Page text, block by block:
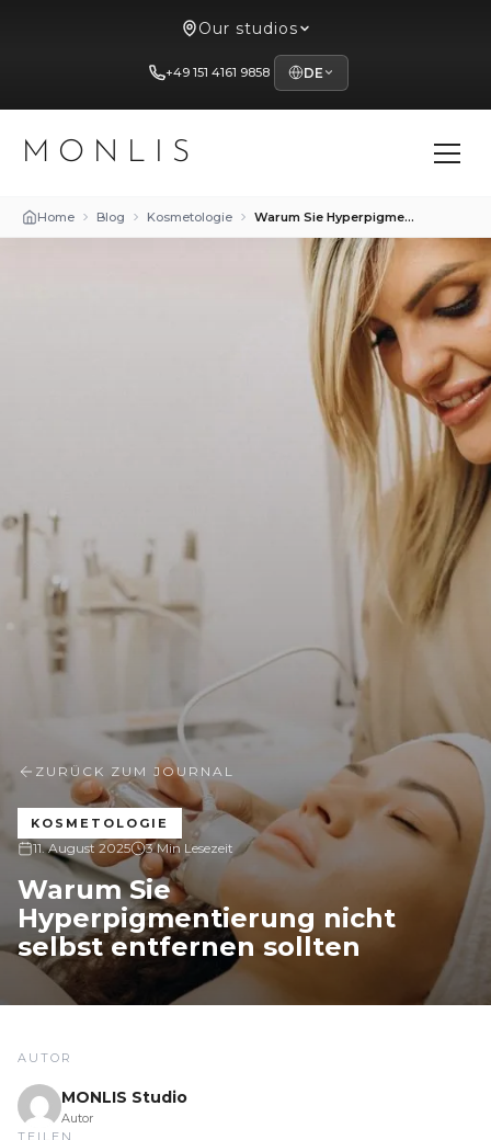
Our studios
+49 151 4161 9858 DE
MONLIS
Home Blog Kosmetologie Warum Sie Hyperpigmentierung nicht selbst entfernen sollten
ZURÜCK ZUM JOURNAL
KOSMETOLOGIE
11. August 2025 3 Min Lesezeit
Warum Sie
Hyperpigmentierung nicht
selbst entfernen sollten
AUTOR
MONLIS Studio
Autor
TEILEN